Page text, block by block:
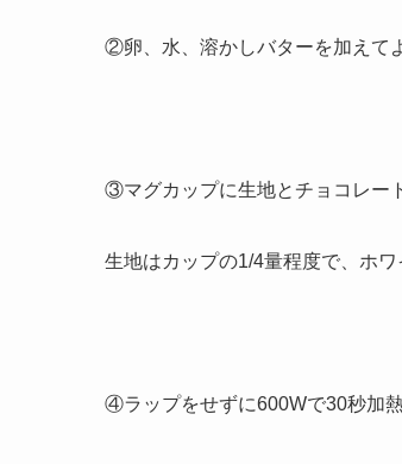
②卵、水、溶かしバターを加えて
③マグカップに生地とチョコレー
生地はカップの1/4量程度で、ホ
④ラップをせずに600Wで30秒加熱